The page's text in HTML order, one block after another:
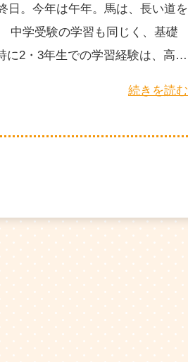
日。今年は午年。馬は、長い道を
中学受験の学習も同じく、基礎
に2・3年生での学習経験は、高…
続きを読む